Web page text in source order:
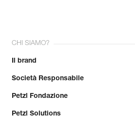
CHI SIAMO?
Il brand
Società Responsabile
Petzl Fondazione
Petzl Solutions